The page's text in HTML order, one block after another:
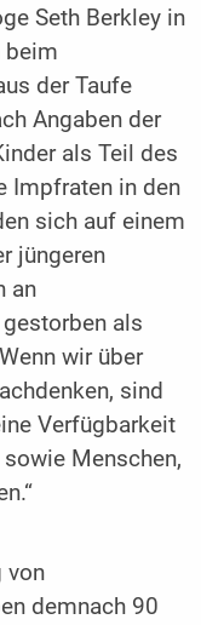
Seth Berkley in
beim
der Taufe
Angaben der
als Teil des
Impfraten in den
sich auf einem
jüngeren
an
als
wir über
sind
Verfügbarkeit
Menschen,
von
demnach 90